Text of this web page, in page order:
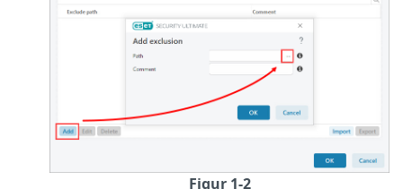
Figur 1-2